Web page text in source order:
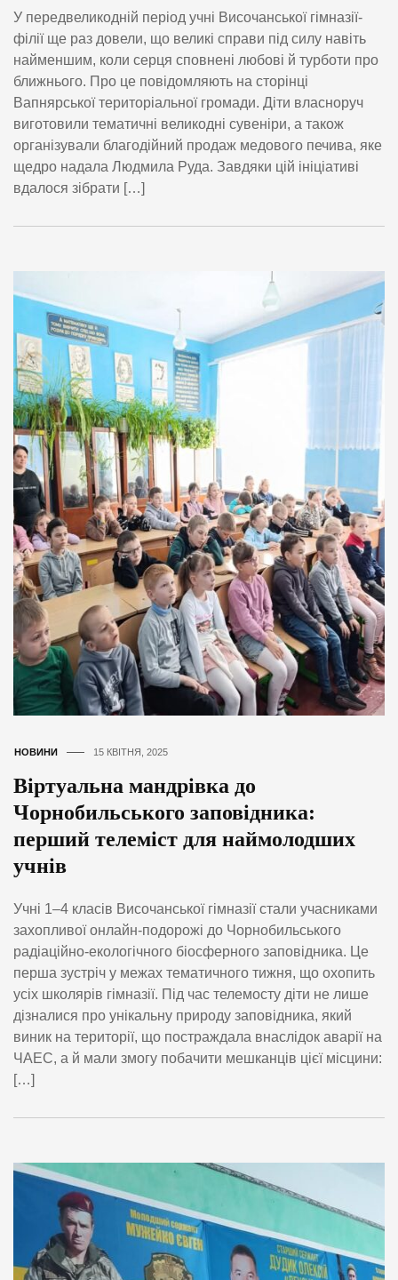
У передвеликодній період учні Височанської гімназії-
філії ще раз довели, що великі справи під силу навіть
найменшим, коли серця сповнені любові й турботи про
ближнього. Про це повідомляють на сторінці
Вапнярської територіальної громади. Діти власноруч
виготовили тематичні великодні сувеніри, а також
організували благодійний продаж медового печива, яке
щедро надала Людмила Руда. Завдяки цій ініціативі
вдалося зібрати […]
НОВИНИ 15 КВІТНЯ, 2025
Віртуальна мандрівка до
Чорнобильського заповідника:
перший телеміст для наймолодших
учнів
Учні 1–4 класів Височанської гімназії стали учасниками
захопливої онлайн-подорожі до Чорнобильського
радіаційно-екологічного біосферного заповідника. Це
перша зустріч у межах тематичного тижня, що охопить
усіх школярів гімназії. Під час телемосту діти не лише
дізналися про унікальну природу заповідника, який
виник на території, що постраждала внаслідок аварії на
ЧАЕС, а й мали змогу побачити мешканців цієї місцини:
[…]